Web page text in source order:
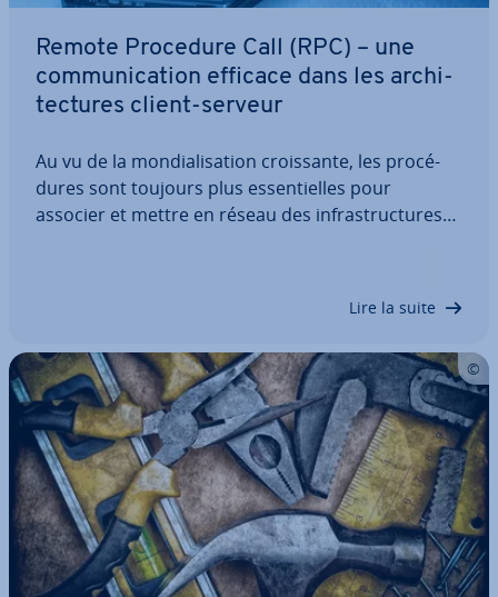
Remote Procedure Call (RPC) – une
com­mu­ni­ca­tion efficace dans les ar­chi­
tec­tures client-serveur
Au vu de la mon­dia­li­sa­tion crois­sante, les pro­cé­
dures sont toujours plus es­sen­tielles pour
associer et mettre en réseau des in­fras­truc­tures
Lire la suite